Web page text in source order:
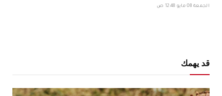
الجمعة 08 مايو 12:48 ص
قد يهمك